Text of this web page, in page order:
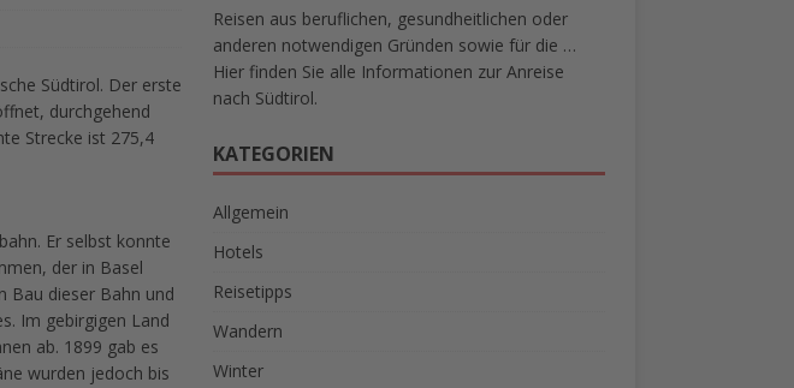
Südtirol. Der erste
durchgehend
Strecke ist 275,4
Er selbst konnte
der in Basel
Bau dieser Bahn und
Im gebirgigen Land
ab. 1899 gab es
wurden jedoch bis
Reisen aus beruflichen, gesundheitlichen oder
anderen notwendigen Gründen sowie für die …
Hier finden Sie alle Informationen zur Anreise
nach Südtirol.
KATEGORIEN
Allgemein
Hotels
Reisetipps
Wandern
Winter